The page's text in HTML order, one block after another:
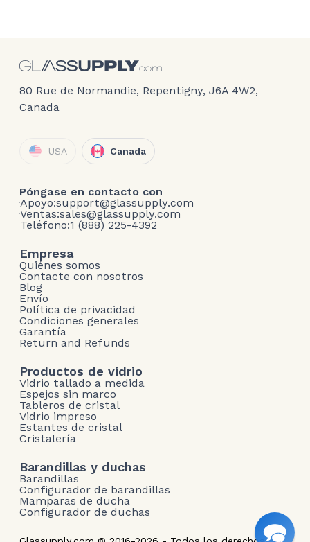
80 Rue de Normandie, Repentigny, J6A 4W2,
Canada
USA Canada
Póngase en contacto con
Apoyo:support@glassupply.com
Ventas:sales@glassupply.com
Teléfono:1 (888) 225-4392
Empresa
Quiénes somos
Contacte con nosotros
Blog
Envío
Política de privacidad
Condiciones generales
Garantía
Return and Refunds
Productos de vidrio
Vidrio tallado a medida
Espejos sin marco
Tableros de cristal
Vidrio impreso
Estantes de cristal
Cristalería
Barandillas y duchas
Barandillas
Configurador de barandillas
Mamparas de ducha
Configurador de duchas